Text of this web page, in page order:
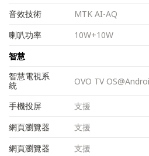
音效技術
MTK AI-AQ
喇叭功率
10W+10W
智慧
智慧電視系
統
OVO TV
手機投屏
支援
網頁瀏覽器
支援
網頁瀏覽器
支援